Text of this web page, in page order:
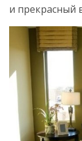
и прекрасный